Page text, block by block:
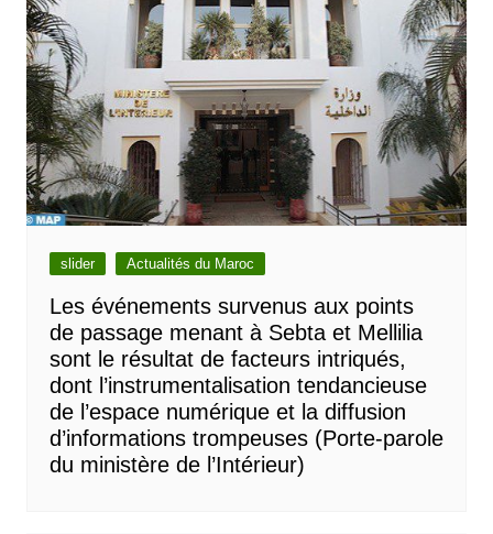
slider Actualités du Maroc
Les événements survenus aux points
de passage menant à Sebta et Mellilia
sont le résultat de facteurs intriqués,
dont l’instrumentalisation tendancieuse
de l’espace numérique et la diffusion
d’informations trompeuses (Porte-parole
du ministère de l’Intérieur)